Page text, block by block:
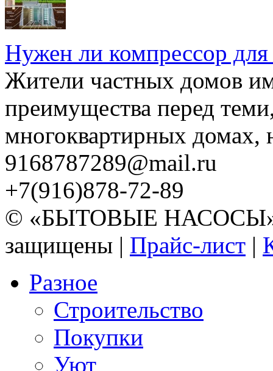
Нужен ли компрессор для
Жители частных домов
преимущества перед
многоквартирных домах,
9168787289@mail.ru
+7(916)878-72-89
© «БЫТОВЫЕ НАСОСЫ»
защищены | Прайс-лист |
Разное
Строительство
Покупки
Уют